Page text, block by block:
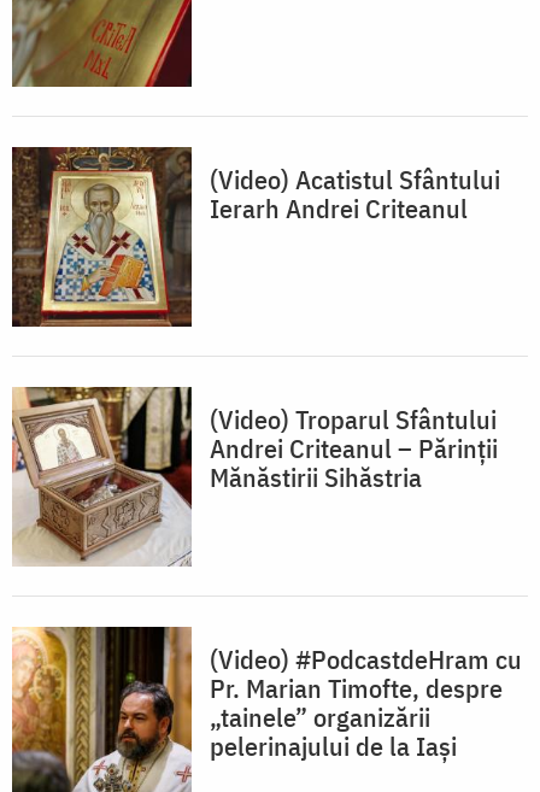
(Video) Acatistul Sfântului
Ierarh Andrei Criteanul
(Video) Troparul Sfântului
Andrei Criteanul – Părinții
Mănăstirii Sihăstria
(Video) #PodcastdeHram cu
Pr. Marian Timofte, despre
„tainele” organizării
pelerinajului de la Iași